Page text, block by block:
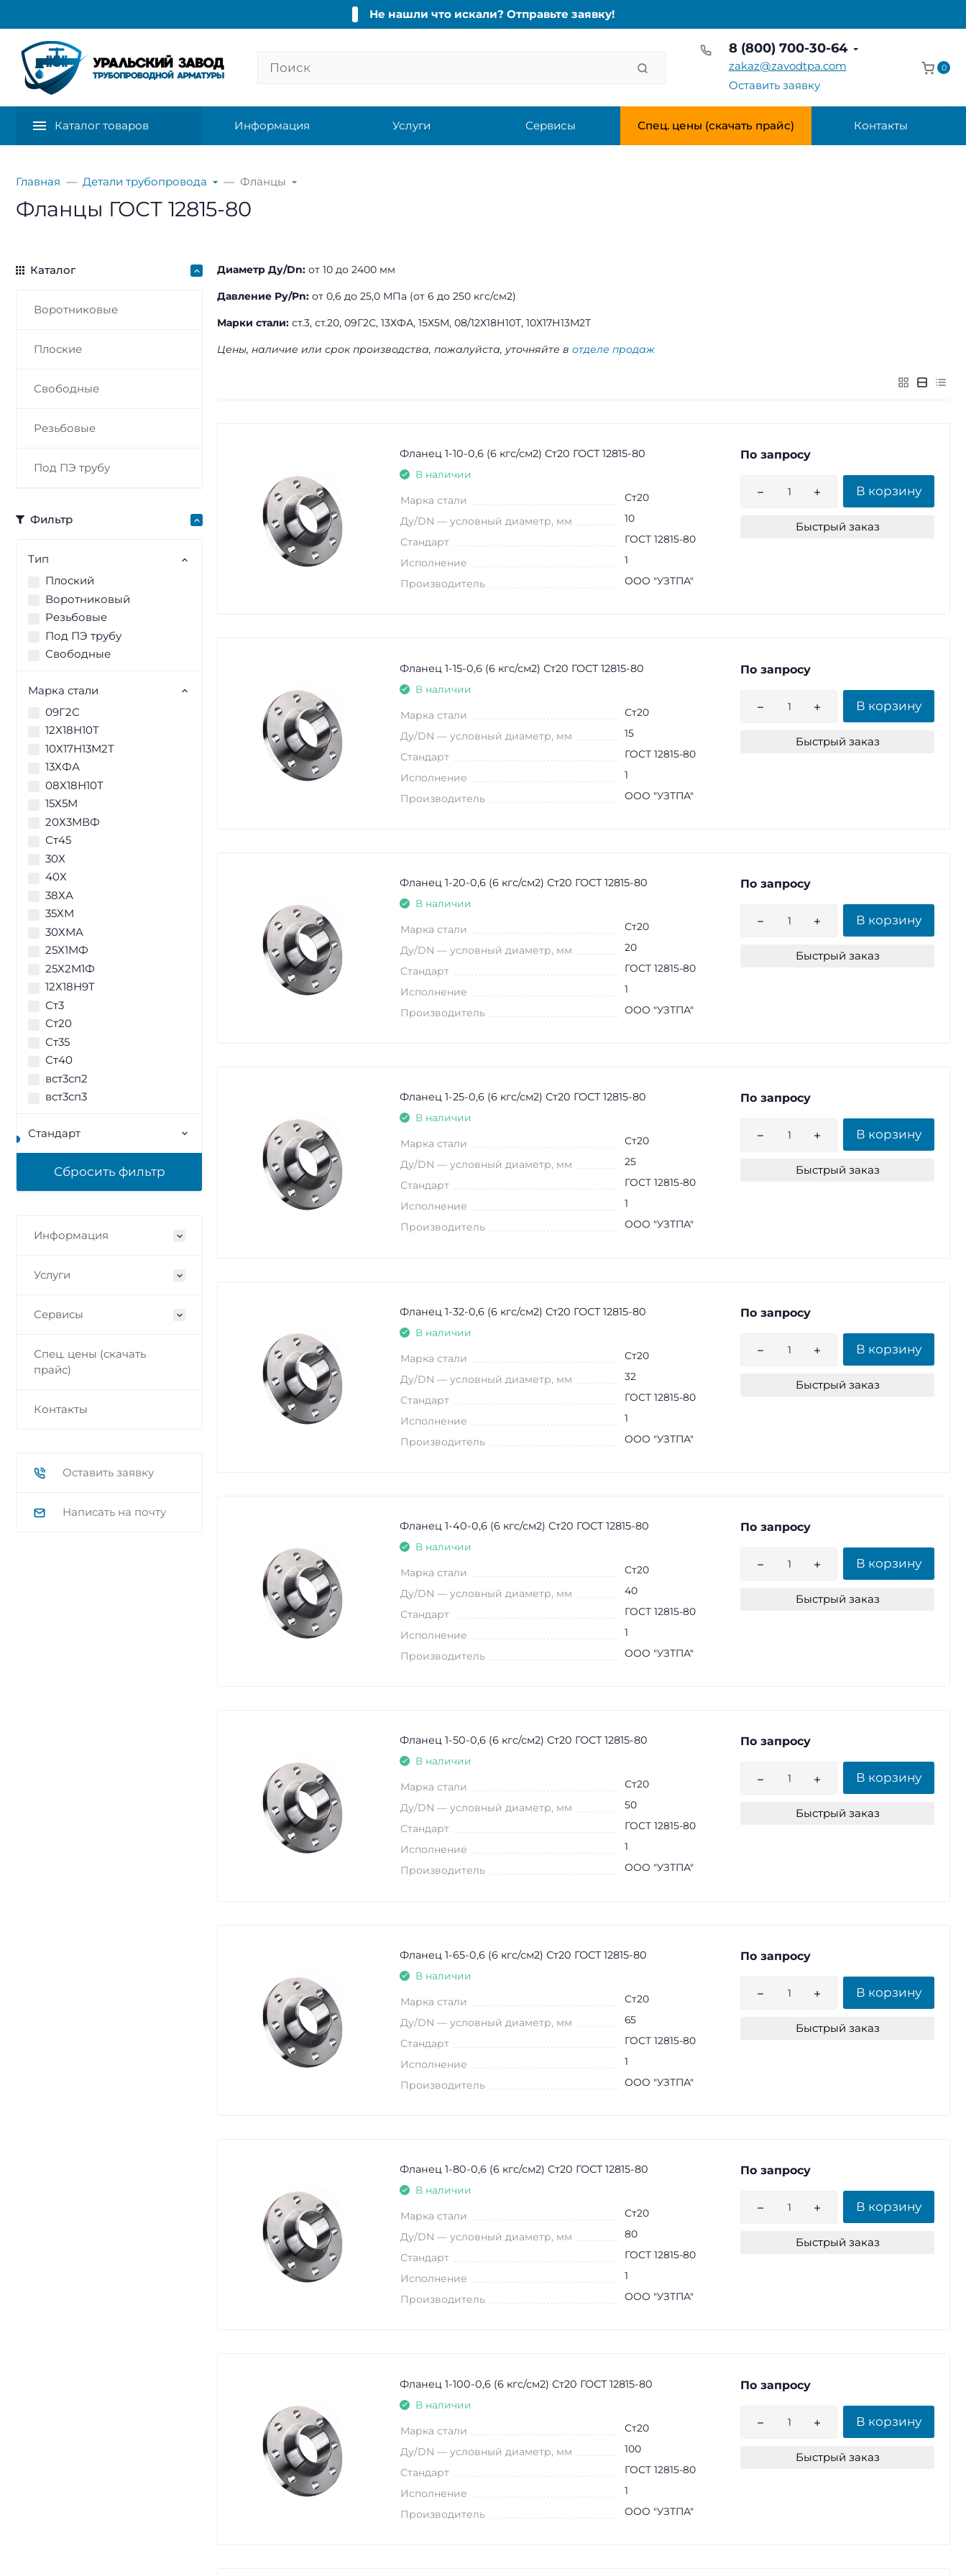
Не нашли что искали? Отправьте заявку!
8 (800) 700-30-64
zakaz@zavodtpa.com
Оставить заявку
0
Каталог товаров Информация Услуги Сервисы Спец. цены (скачать прайс) Контакты
Главная Детали трубопровода Фланцы
Фланцы ГОСТ 12815-80
Каталог
Воротниковые
Плоские
Свободные
Резьбовые
Под ПЭ трубу
Фильтр
Тип
Плоский
Воротниковый
Резьбовые
Под ПЭ трубу
Свободные
Марка стали
09Г2С
12Х18Н10Т
10Х17Н13М2Т
13ХФА
08Х18Н10Т
15Х5М
20Х3МВФ
Ст45
30Х
40Х
38ХА
35ХМ
30ХМА
25Х1МФ
25Х2М1Ф
12Х18Н9Т
Ст3
Ст20
Ст35
Ст40
вст3сп2
вст3сп3
Стандарт
Информация
Услуги
Сервисы
Спец. цены (скачать
прайс)
Контакты
Оставить заявку
Написать на почту
Диаметр Ду/Dn: от 10 до 2400 мм
Давление Ру/Pn: от 0,6 до 25,0 МПа (от 6 до 250 кгс/см2)
Марки стали: ст.3, ст.20, 09Г2С, 13ХФА, 15Х5М, 08/12Х18Н10Т, 10Х17Н13М2Т
Цены, наличие или срок производства, пожалуйста, уточняйте в отделе продаж
Фланец 1-10-0,6 (6 кгс/см2) Ст20 ГОСТ 12815-80
В наличии
Марка стали Ст20
Ду/DN — условный диаметр, мм 10
Стандарт ГОСТ 12815-80
Исполнение 1
Производитель ООО "УЗТПА"
По запросу
В корзину
Быстрый заказ
Фланец 1-15-0,6 (6 кгс/см2) Ст20 ГОСТ 12815-80
В наличии
Марка стали Ст20
Ду/DN — условный диаметр, мм 15
Стандарт ГОСТ 12815-80
Исполнение 1
Производитель ООО "УЗТПА"
По запросу
В корзину
Быстрый заказ
Фланец 1-20-0,6 (6 кгс/см2) Ст20 ГОСТ 12815-80
В наличии
Марка стали Ст20
Ду/DN — условный диаметр, мм 20
Стандарт ГОСТ 12815-80
Исполнение 1
Производитель ООО "УЗТПА"
По запросу
В корзину
Быстрый заказ
Фланец 1-25-0,6 (6 кгс/см2) Ст20 ГОСТ 12815-80
В наличии
Марка стали Ст20
Ду/DN — условный диаметр, мм 25
Стандарт ГОСТ 12815-80
Исполнение 1
Производитель ООО "УЗТПА"
По запросу
В корзину
Быстрый заказ
Фланец 1-32-0,6 (6 кгс/см2) Ст20 ГОСТ 12815-80
В наличии
Марка стали Ст20
Ду/DN — условный диаметр, мм 32
Стандарт ГОСТ 12815-80
Исполнение 1
Производитель ООО "УЗТПА"
По запросу
В корзину
Быстрый заказ
Фланец 1-40-0,6 (6 кгс/см2) Ст20 ГОСТ 12815-80
В наличии
Марка стали Ст20
Ду/DN — условный диаметр, мм 40
Стандарт ГОСТ 12815-80
Исполнение 1
Производитель ООО "УЗТПА"
По запросу
В корзину
Быстрый заказ
Фланец 1-50-0,6 (6 кгс/см2) Ст20 ГОСТ 12815-80
В наличии
Марка стали Ст20
Ду/DN — условный диаметр, мм 50
Стандарт ГОСТ 12815-80
Исполнение 1
Производитель ООО "УЗТПА"
По запросу
В корзину
Быстрый заказ
Фланец 1-65-0,6 (6 кгс/см2) Ст20 ГОСТ 12815-80
В наличии
Марка стали Ст20
Ду/DN — условный диаметр, мм 65
Стандарт ГОСТ 12815-80
Исполнение 1
Производитель ООО "УЗТПА"
По запросу
В корзину
Быстрый заказ
Фланец 1-80-0,6 (6 кгс/см2) Ст20 ГОСТ 12815-80
В наличии
Марка стали Ст20
Ду/DN — условный диаметр, мм 80
Стандарт ГОСТ 12815-80
Исполнение 1
Производитель ООО "УЗТПА"
По запросу
В корзину
Быстрый заказ
Фланец 1-100-0,6 (6 кгс/см2) Ст20 ГОСТ 12815-80
В наличии
Марка стали Ст20
Ду/DN — условный диаметр, мм 100
Стандарт ГОСТ 12815-80
Исполнение 1
Производитель ООО "УЗТПА"
По запросу
В корзину
Быстрый заказ